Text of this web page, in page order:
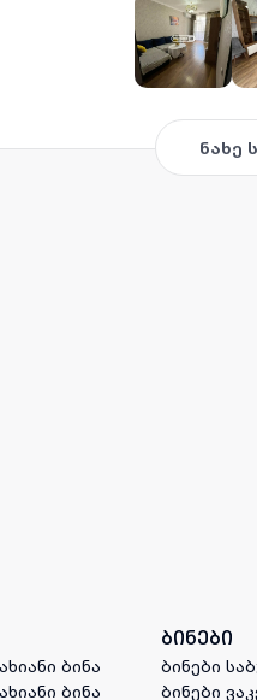
ნახე
ბინა
ბინა
ბინები
ბინები
ბინები